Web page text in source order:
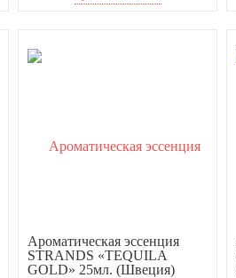
Ароматическая эссенция
STRANDS «TEQUILA
GOLD» 25мл. (Швеция)